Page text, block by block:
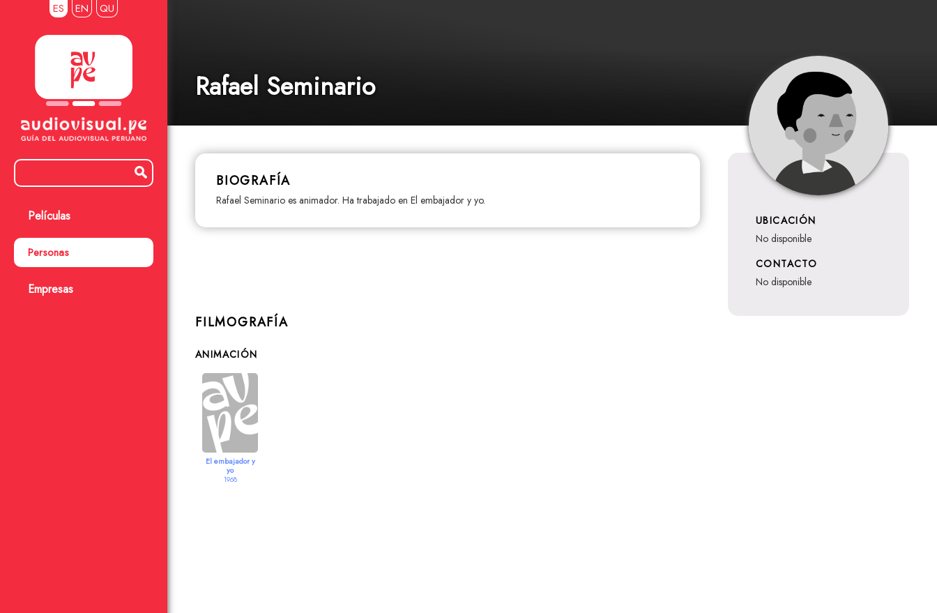
ES EN QU
Películas
Personas
Empresas
Rafael Seminario
BIOGRAFÍA
Rafael Seminario es animador. Ha trabajado en El embajador y yo.
UBICACIÓN
no disponible
CONTACTO
no disponible
FILMOGRAFÍA
ANIMACIÓN
El embajador y
yo
1968